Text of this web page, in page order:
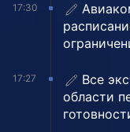
17:30
17:27
Все
области